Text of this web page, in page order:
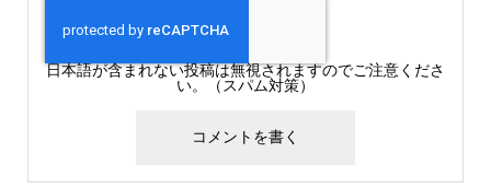
日本語が含まれない投稿は無視されますのでご注意くださ
い。（スパム対策）